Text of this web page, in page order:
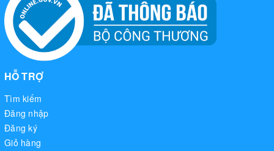
HỖ TRỢ
Tìm kiếm
Đăng nhập
Đăng ký
Giỏ hàng